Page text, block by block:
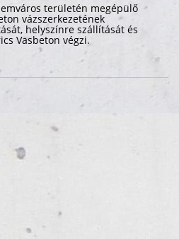
területén megépülő
vázszerkezetének
helyszínre szállítását és
Vasbeton végzi.